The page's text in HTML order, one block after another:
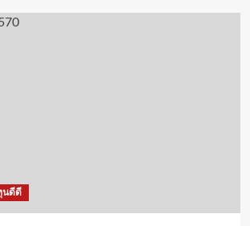
นดีดี